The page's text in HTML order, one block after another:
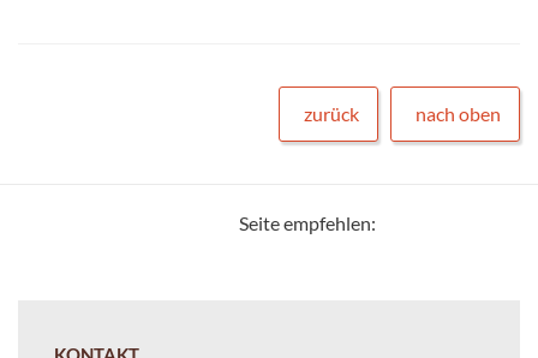
zurück nach oben
Seite empfehlen: